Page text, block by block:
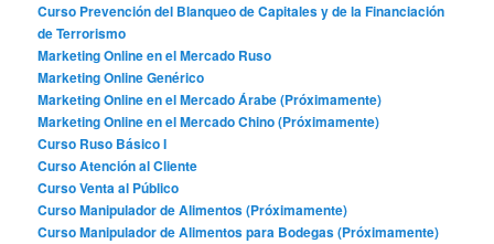
Curso Prevención del Blanqueo de Capitales y de la Financiación
de Terrorismo
Marketing Online en el Mercado Ruso
Marketing Online Genérico
Marketing Online en el Mercado Árabe (Próximamente)
Marketing Online en el Mercado Chino (Próximamente)
Curso Ruso Básico I
Curso Atención al Cliente
Curso Venta al Público
Curso Manipulador de Alimentos (Próximamente)
Curso Manipulador de Alimentos para Bodegas (Próximamente)